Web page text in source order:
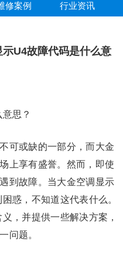
修案例 行业资讯
U4故障代码是什么意
思？
可或缺的一部分，而大金
上享有盛誉。然而，即使
到故障。当大金空调显示
惑，不知道这代表什么。
，并提供一些解决方案，
问题。